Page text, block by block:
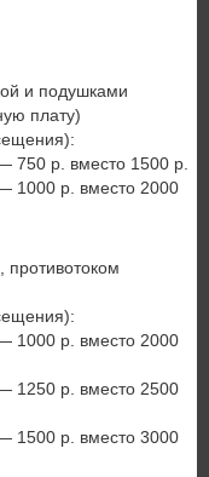
и подушками
плату)
750 р. вместо 1500 р.
1000 р. вместо 2000
противотоком
1000 р. вместо 2000
1250 р. вместо 2500
1500 р. вместо 3000